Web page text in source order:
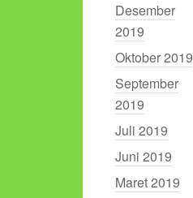
Desember
2019
Oktober 2019
September
2019
Juli 2019
Juni 2019
Maret 2019